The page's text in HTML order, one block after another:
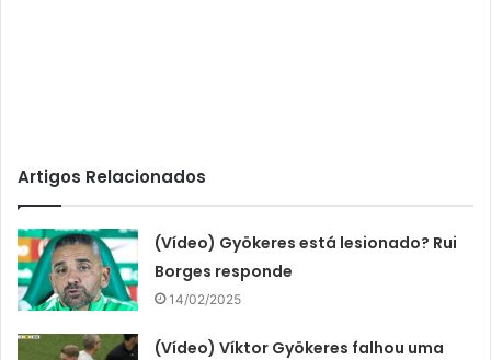
Artigos Relacionados
(Vídeo) Gyökeres está lesionado? Rui
Borges responde
14/02/2025
(Vídeo) Víktor Gyökeres falhou uma